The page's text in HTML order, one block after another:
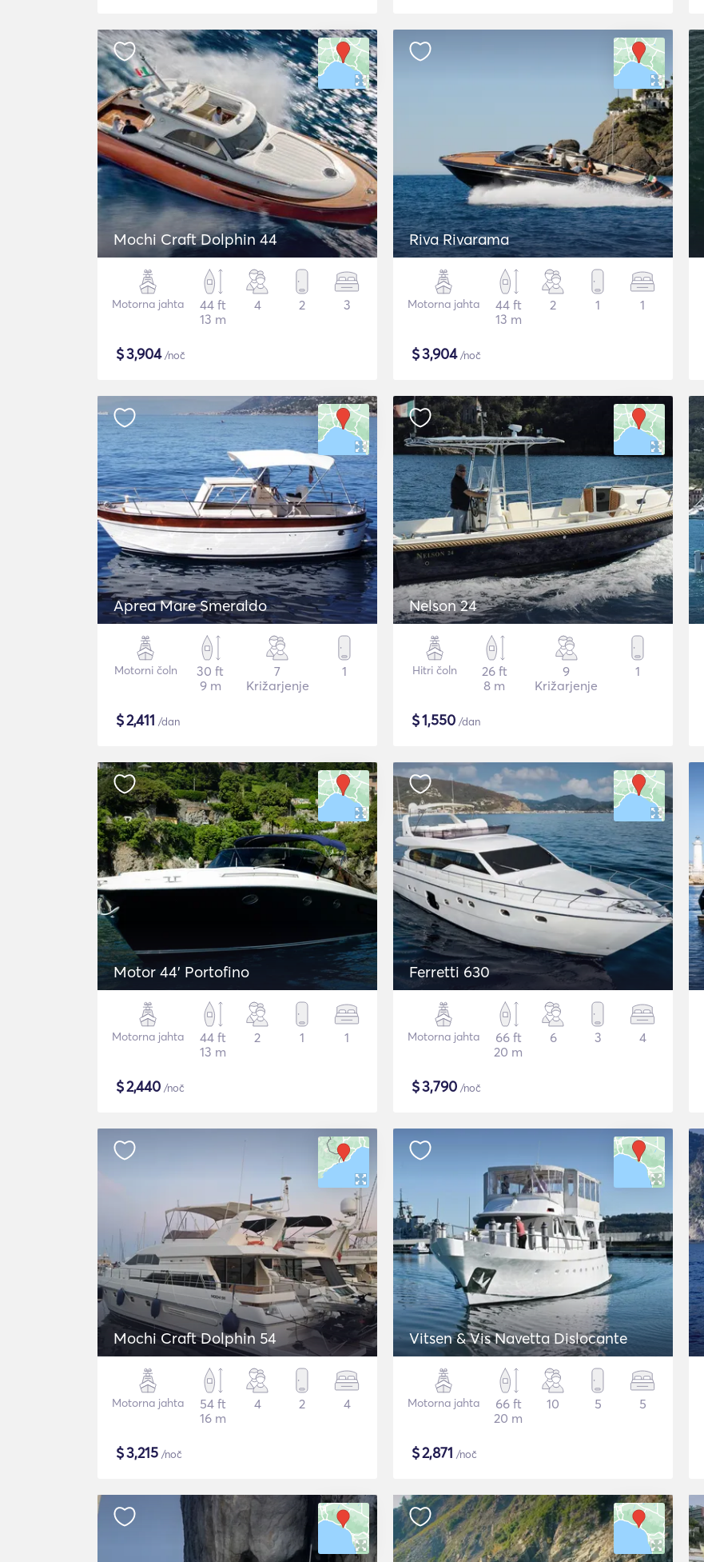
Mochi Craft Dolphin 44
Motorna jahta
44 ft
13 m
4 2 3
$3,904/noč
Riva Rivarama
Motorna jahta
44 ft
13 m
2 1 1
$3,904/noč
Aprea Mare Smeraldo
Motorni čoln
30 ft
9 m
7
Križarjenje
1
$2,411 /dan
Nelson 24
Hitri čoln
26 ft
8 m
9
Križarjenje
1
$1,550 /dan
Motor 44' Portofino
Motorna jahta
44 ft
13 m
2 1 1
$2,440 /noč
Ferretti 630
Motorna jahta
66 ft
20 m
6 3 4
$3,790 /noč
Mochi Craft Dolphin 54
Motorna jahta
54 ft
16 m
4 2 4
$3,215 /noč
Vitsen & Vis Navetta Dislocante
Motorna jahta
66 ft
20 m
10 5 5
$2,871 /noč